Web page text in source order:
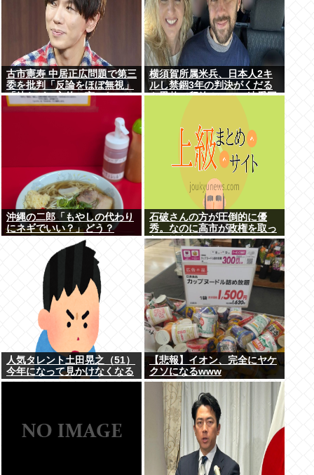
古市憲寿 中居正広問題で第三
委を批判「反論をほぼ無視」
「彼らが一方的に言ったこと
が世の中に定着してしまう」
横須賀所属米兵、日本人2キ
ルし禁錮3年の判決がくだる
も恩赦で釈放！ニュー速愛国
沖縄の二郎「もやしの代わり
にネギでいい？」どう？
石破さんの方が圧倒的に優
秀。なのに高市が政権を取っ
たのはおかしい
人気タレント土田晃之（51）
今年になって見かけなくなる
【悲報】イオン、完全にヤケ
クソになるwww